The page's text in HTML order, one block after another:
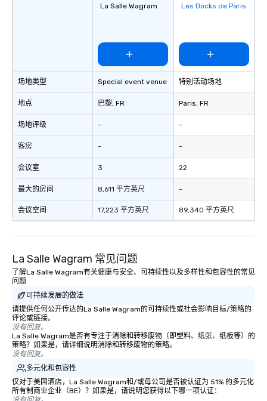
场地类型
地点
场地评级
客房
会议室
最大的房间
会议空间
La Salle Wagram
Special event venue
巴黎, FR
-
-
3
8,611 平方英尺
17,223 平方英尺
Removed from
Les Docks de Paris
特别活动场地
Paris, FR
-
-
22
-
89,340 平方英尺
La Salle Wagram 常见问题
了解La Salle Wagram有关健康与安全、可持续性以及多样性和包容性的常见
问题
可持续发展的做法
请提供任何公开传达的La Salle Wagram的可持续性或社会影响目标/策略的
评论或链接。
没有回复。
La Salle Wagram是否有专注于消除和转移废物（即塑料、纸张、纸板等）的
策略？如果是，请详细说明消除和转移废物的策略。
没有回复。
多元化和包容性
仅对于美国酒店，La Salle Wagram和/或母公司是否被认证为 51% 的多元化
所有制商业企业（BE）？如果是，请说明您获得以下哪一项认证：